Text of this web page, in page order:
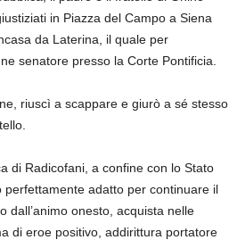
in Piazza del Campo a Siena
da Laterina, il quale per
senatore presso la Corte Pontificia.
riuscì a scappare e giurò a sé stesso
di Radicofani, a confine con lo Stato
adatto per continuare il
dall’animo onesto, acquista nelle
di eroe positivo, addirittura portatore